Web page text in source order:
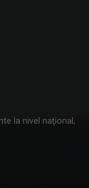
la nivel naţional,